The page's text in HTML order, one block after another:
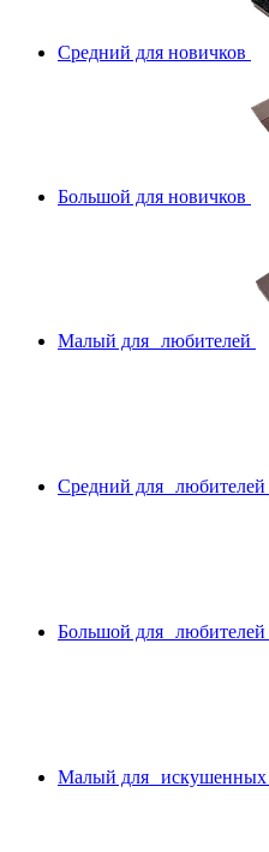
Средний для новичков
Большой для новичков
Малый для любителей
Средний для любителей
Большой для любителей
Малый для искушенных